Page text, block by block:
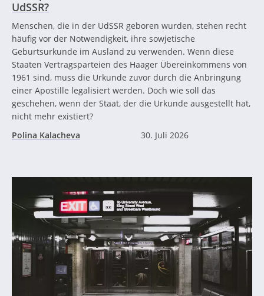
UdSSR?
Menschen, die in der UdSSR geboren wurden, stehen recht
häufig vor der Notwendigkeit, ihre sowjetische
Geburtsurkunde im Ausland zu verwenden. Wenn diese
Staaten Vertragsparteien des Haager Übereinkommens von
1961 sind, muss die Urkunde zuvor durch die Anbringung
einer Apostille legalisiert werden. Doch wie soll das
geschehen, wenn der Staat, der die Urkunde ausgestellt hat,
nicht mehr existiert?
Polina Kalacheva
30. Juli 2026